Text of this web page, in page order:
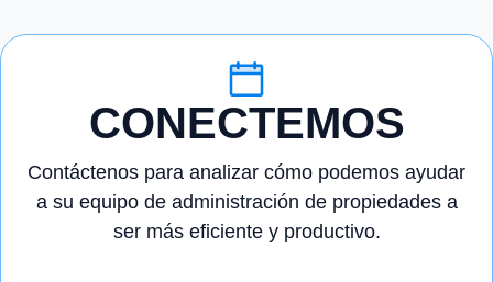
CONECTEMOS
Contáctenos para analizar cómo podemos ayudar
a su equipo de administración de propiedades a
ser más eficiente y productivo.